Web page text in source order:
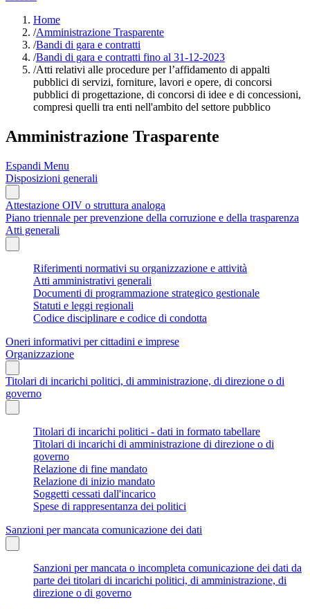
Home
/Amministrazione Trasparente
/Bandi di gara e contratti
/Bandi di gara e contratti fino al 31-12-2023
/Atti relativi alle procedure per l’affidamento di appalti
pubblici di servizi, forniture, lavori e opere, di concorsi
pubblici di progettazione, di concorsi di idee e di concessioni,
compresi quelli tra enti nell'ambito del settore pubblico
Amministrazione Trasparente
Espandi Menu
Disposizioni generali
Attestazione OIV o struttura analoga
Piano triennale per prevenzione della corruzione e della trasparenza
Atti generali
Riferimenti normativi su organizzazione e attività
Atti amministrativi generali
Documenti di programmazione strategico gestionale
Statuti e leggi regionali
Codice disciplinare e codice di condotta
Oneri informativi per cittadini e imprese
Organizzazione
Titolari di incarichi politici, di amministrazione, di direzione o di
governo
Titolari di incarichi politici - dati in formato tabellare
Titolari di incarichi di amministrazione di direzione o di
governo
Relazione di fine mandato
Relazione di inizio mandato
Soggetti cessati dall'incarico
Spese di rappresentanza dei politici
Sanzioni per mancata comunicazione dei dati
Sanzioni per mancata o incompleta comunicazione dei dati da
parte dei titolari di incarichi politici, di amministrazione, di
direzione o di governo